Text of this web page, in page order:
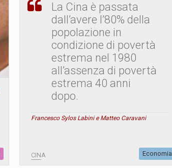
La Cina è passata
dall’avere l’80% della
popolazione in
condizione di povertà
estrema nel 1980
all’assenza di povertà
estrema 40 anni
dopo.
Francesco Sylos Labini e Matteo Caravani
CINA Economia